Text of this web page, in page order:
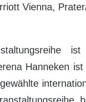
Vienna,
Hanneken